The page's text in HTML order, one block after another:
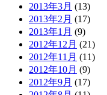
2013年3月 (13)
2013年2月 (17)
2013年1月 (9)
2012年12月 (21)
2012年11月 (11)
2012年10月 (9)
2012年9月 (17)